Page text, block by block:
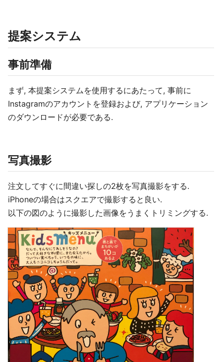
提案システム
事前準備
まず, 本提案システムを使用するにあたって, 事前に
Instagramのアカウントを登録および, アプリケーション
のダウンロードが必要である.
写真撮影
注文してすぐに間違い探しの2枚を写真撮影をする.
iPhoneの場合はスクエアで撮影すると良い.
以下の図のように撮影した画像をうまくトリミングする.